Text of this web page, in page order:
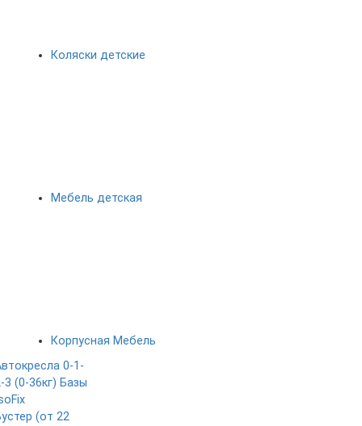
Коляски детские
Мебель детская
Корпусная Мебель
0-1-
3 (0-36кг) Базы
(от 22